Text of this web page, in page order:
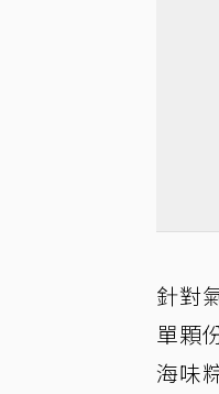
針對
單顆
海味